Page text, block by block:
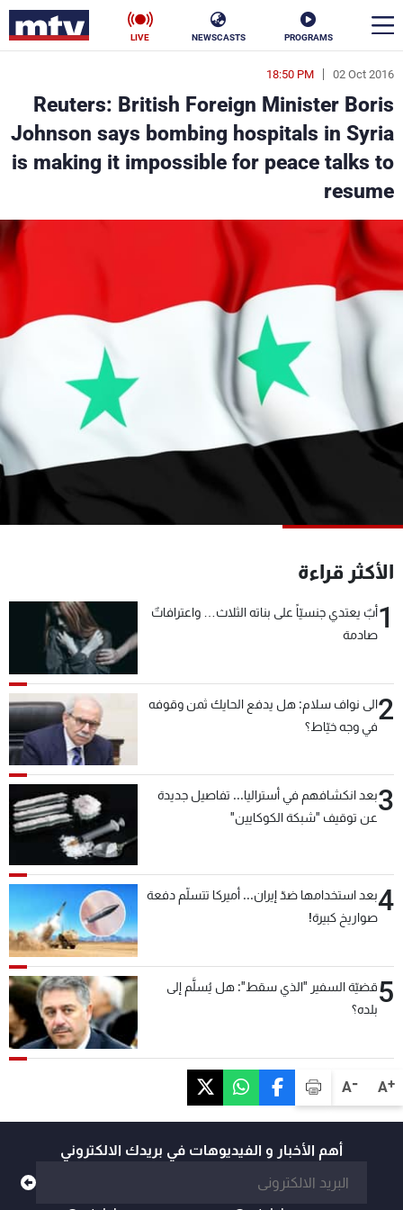
PROGRAMS
NEWSCASTS
LIVE
A+
A-
02 Oct 2016
18:50 PM
Reuters: British Foreign Minister Boris
Johnson says bombing hospitals in Syria
is making it impossible for peace talks to
resume
الأكثر قراءة
1أبٌ يعتدي جنسيّاً على بناته الثلاث… واعترافاتٌ
صادمة
2الى نواف سلام: هل يدفع الحايك ثمن وقوفه
في وجه خيّاط؟
3بعد انكشافهم في أستراليا... تفاصيل جديدة
عن توقيف "شبكة الكوكايين"
4بعد استخدامها ضدّ إيران... أميركا تتسلّم دفعة
صواريخ كبيرة!
5قضيّة السفير "الذي سقط": هل يُسلَّم إلى
بلده؟
أهم الأخبار و الفيديوهات في بريدك الالكتروني
en
الأخبار
سياسة ناس
منوعات
كأس العالم
البرامج
جدول البرامج
شاهد البرامج
الترددات
الإنـتـاج
تواصل معنا